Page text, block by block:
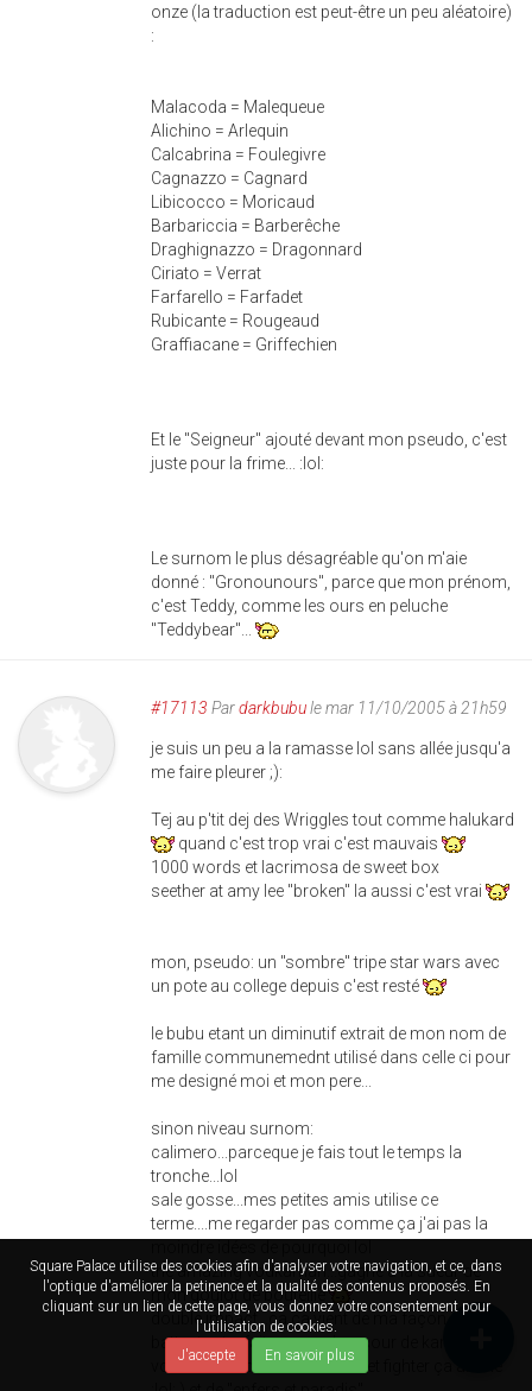
Square Palace utilise des cookies afin d'analyser votre navigation, et ce, dans
l'optique d'améliorer la petinence et la qualité des contenus proposés. En
cliquant sur un lien de cette page, vous donnez votre consentement pour
l'utilisation de cookies.
J'accepte
En savoir plus
onze (la traduction est peut-être un peu aléatoire)
:
Malacoda = Malequeue
Alichino = Arlequin
Calcabrina = Foulegivre
Cagnazzo = Cagnard
Libicocco = Moricaud
Barbariccia = Barberêche
Draghignazzo = Dragonnard
Ciriato = Verrat
Farfarello = Farfadet
Rubicante = Rougeaud
Graffiacane = Griffechien
Et le "Seigneur" ajouté devant mon pseudo, c'est
juste pour la frime... :lol:
Le surnom le plus désagréable qu'on m'aie
donné : "Gronounours", parce que mon prénom,
c'est Teddy, comme les ours en peluche
"Teddybear"...
#17113 Pardarkbubule mar 11/10/2005 à 21h59
je suis un peu a la ramasse lol sans allée jusqu'a
me faire pleurer ;):
Tej au p'tit dej des Wriggles tout comme halukard
quand c'est trop vrai c'est mauvais
1000 words et lacrimosa de sweet box
seether at amy lee "broken" la aussi c'est vrai
mon, pseudo: un "sombre" tripe star wars avec
un pote au college depuis c'est resté
le bubu etant un diminutif extrait de mon nom de
famille communemednt utilisé dans celle ci pour
me designé moi et mon pere...
sinon niveau surnom:
calimero...parceque je fais tout le temps la
tronche...lol
sale gosse...mes petites amis utilise ce
terme....me regarder pas comme ça j'ai pas la
the amazing vodkaman...gagné a la sueur de
mon goulot de bouteille
double impact...ça ça vient de ma façon de me
battre tout a fait personel en cour de karaté (que
voulez vous douze an de street fighter ça abime